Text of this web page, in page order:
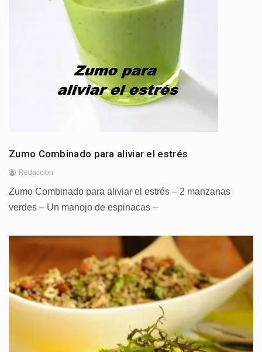
Zumo Combinado para aliviar el estrés
Redaccion
Zumo Combinado para aliviar el estrés – 2 manzanas
verdes – Un manojo de espinacas –